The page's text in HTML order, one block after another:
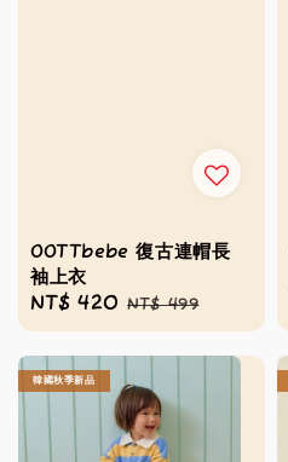
OOTTbebe 復古連帽長
袖上衣
Sale
price
NT$ 420 Regular
price
NT$ 499
韓國秋季新品